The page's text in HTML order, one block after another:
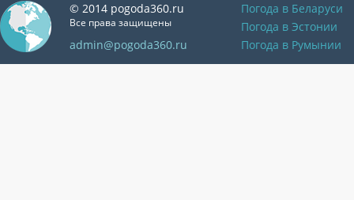
© 2014 pogoda360.ru
Все права защищены
admin@pogoda360.ru
Погода в Беларуси
Погода в Эстонии
Погода в Румынии